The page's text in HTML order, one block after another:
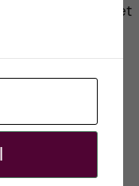
tid tror jag det